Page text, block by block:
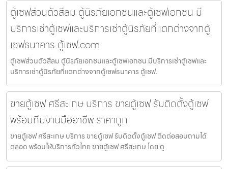
ตู้เซฟส่วนตัวสีลม ตู้นิรภัยเอกชนและตู้เซฟเอกชน มี
บริการเช่าตู้เซฟและบริการเช่าตู้นิรภัยที่แตกต่างจากตู้
เซฟธนาคาร ตู้เซฟ.com
ตู้เซฟส่วนตัวสีลม ตู้นิรภัยเอกชนและตู้เซฟเอกชน มีบริการเช่าตู้เซฟและ
บริการเช่าตู้นิรภัยที่แตกต่างจากตู้เซฟธนาคาร ตู้เซฟ.
ขายตู้เซฟ ศรีสะเกษ บริการ ขายตู้เซฟ รับติดตั้งตู้เซฟ
พร้อมทีมงานมืออาชีพ ราคาถูก
ขายตู้เซฟ ศรีสะเกษ บริการ ขายตู้เซฟ รับติดตั้งตู้เซฟ ติดต่อสอบถามได้
ตลอด พร้อมให้บริการทั่วไทย ขายตู้เซฟ ศรีสะเกษ โดย ตู